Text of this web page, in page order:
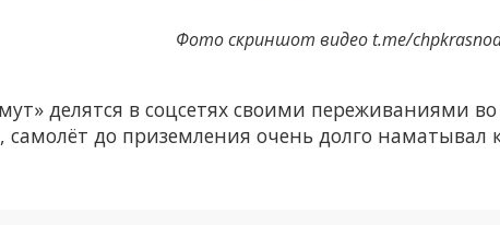
Фото скриншот видео t.me/
делятся в соцсетях своими переживаниями
до приземления очень долго наматывал